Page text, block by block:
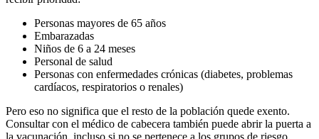
Personas mayores de 65 años
Embarazadas
Niños de 6 a 24 meses
Personal de salud
Personas con enfermedades crónicas (diabetes, problemas
cardíacos, respiratorios o renales)
Pero eso no significa que el resto de la población quede exento.
Consultar con el médico de cabecera también puede abrir la puerta a
la vacunación, incluso si no se pertenece a los grupos de riesgo.